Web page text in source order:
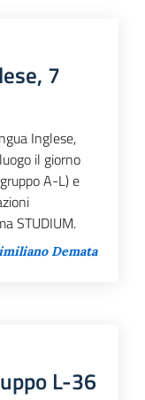
7
Inglese,
il giorno
A-L) e
STUDIUM.
Demata
L-36